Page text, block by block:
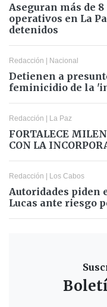
Aseguran más de
operativos en La
detenidos
Redacción | Nacional
Detienen a
feminicidio de la
Redacción | La Paz
FORTALECE
CON LA
Redacción | Los Cabos
Autoridades piden
Lucas ante riesgo